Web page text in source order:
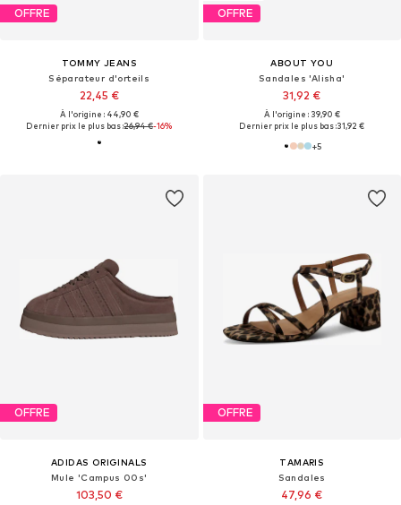
OFFRE
TOMMY JEANS
Séparateur d'orteils
22,45 €
À l'origine : 44,90 €
Dernier prix le plus bas :26,94 €-16%
OFFRE
ABOUT YOU
Sandales 'Alisha'
31,92 €
À l'origine : 39,90 €
Dernier prix le plus bas :31,92 €
+5
OFFRE
ADIDAS ORIGINALS
Mule 'Campus 00s'
103,50 €
OFFRE
TAMARIS
Sandales
47,96 €